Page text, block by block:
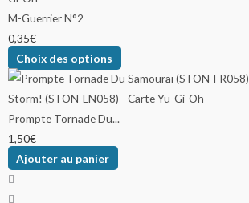
M-Guerrier N°2
0,35€
Choix des options
Prompte Tornade Du...
1,50€
Ajouter au panier